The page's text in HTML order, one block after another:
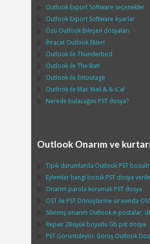
Outlook Export Software seçenekler
Outlook Export Software Ayarlar
Özü Outlook Bileşen dosyaları
İhracat Outlook Ekleri
Outlook ile Thunderbird
Outlook ile The Bat!
Outlook ile Entoutage
Outlook ile Mac Mail & & iCal
Nerede bulacağını PST dosya?
Outlook Onarım ve
Tipik durumlarda Outlook PST
Eylemler hangi bozuk PST dosya
Onarım parola korumalı PST dosya
OST ile PST Dönüştürme sırasında
Silinmiş onarım Outlook e-postalar,
Repair2Büyük boyutlu Gb pst dosya
PST Görüntüleyici. Görüş Outlook